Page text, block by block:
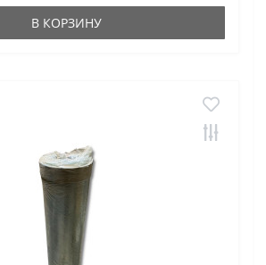
В КОРЗИНУ